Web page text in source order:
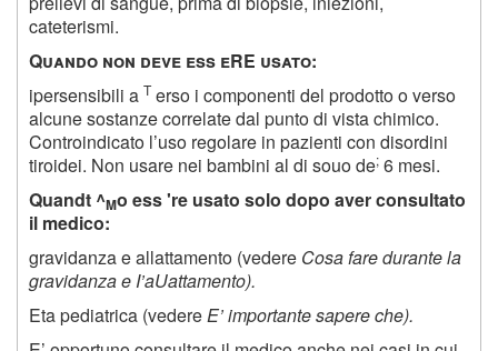
cateterismi.
Quando non deve ess eRE usato:
ipersensibili a T erso i componenti del prodotto o verso
alcune sostanze correlate dal punto di vista chimico.
Controindicato l’uso regolare in pazienti con disordini
tiroidei. Non usare nei bambini al di souo de; 6 mesi.
Quandt ^Mo ess 're usato solo dopo aver consultato
il medico:
gravidanza e allattamento (vedere Cosa fare durante la
gravidanza e I’aUattamento).
Eta pediatrica (vedereE’ importante sapere che).